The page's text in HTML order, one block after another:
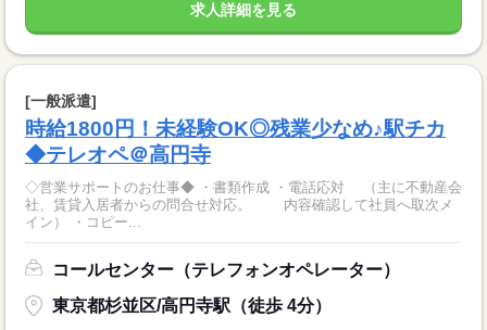
求人詳細を見る
[一般派遣]
時給1800円！未経験OK◎残業少なめ♪駅チカ
◆テレオペ＠高円寺
◇営業サポートのお仕事◆ ・書類作成 ・電話応対 （主に不動産会
社、賃貸入居者からの問合せ対応。 内容確認して社員へ取次メ
イン） ・コピー...
コールセンター（テレフォンオペレーター）
東京都杉並区/高円寺駅（徒歩 4分）